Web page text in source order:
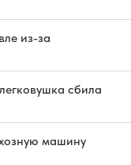
из-за
сбила
машину